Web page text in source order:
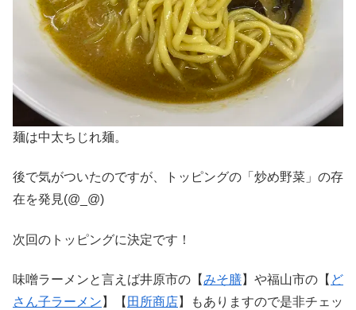
麺は中太ちじれ麺。
後で気がついたのですが、トッピングの「炒め野菜」の存
在を発見(@_@)
次回のトッピングに決定です！
味噌ラーメンと言えば井原市の【みそ膳】や福山市の【 ど
さん子ラーメン 】【 田所商店】もありますので是非チェッ